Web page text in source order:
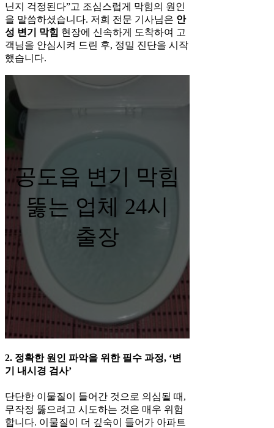
닌지 걱정된다”고 조심스럽게 막힘의 원인
을 말씀하셨습니다. 저희 전문 기사님은 안
성 변기 막힘 현장에 신속하게 도착하여 고
객님을 안심시켜 드린 후, 정밀 진단을 시작
했습니다.
공도읍 변기 막힘
뚫는 업체 24시
출장
2. 정확한 원인 파악을 위한 필수 과정, ‘변
기 내시경 검사’
단단한 이물질이 들어간 것으로 의심될 때,
무작정 뚫으려고 시도하는 것은 매우 위험
합니다. 이물질이 더 깊숙이 들어가 아파트